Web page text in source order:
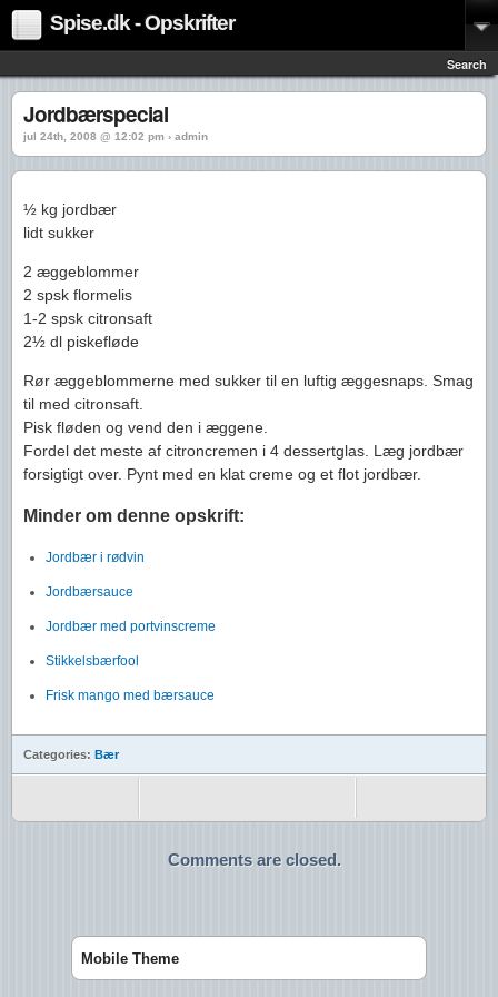
Spise.dk - Opskrifter
Search
Jordbærspecial
jul 24th, 2008 @ 12:02 pm › admin
½ kg jordbær
lidt sukker
2 æggeblommer
2 spsk flormelis
1-2 spsk citronsaft
2½ dl piskefløde
Rør æggeblommerne med sukker til en luftig æggesnaps. Smag
til med citronsaft.
Pisk fløden og vend den i æggene.
Fordel det meste af citroncremen i 4 dessertglas. Læg jordbær
forsigtigt over. Pynt med en klat creme og et flot jordbær.
Minder om denne opskrift:
Jordbær i rødvin
Jordbærsauce
Jordbær med portvinscreme
Stikkelsbærfool
Frisk mango med bærsauce
Categories: Bær
Comments are closed.
Mobile Theme